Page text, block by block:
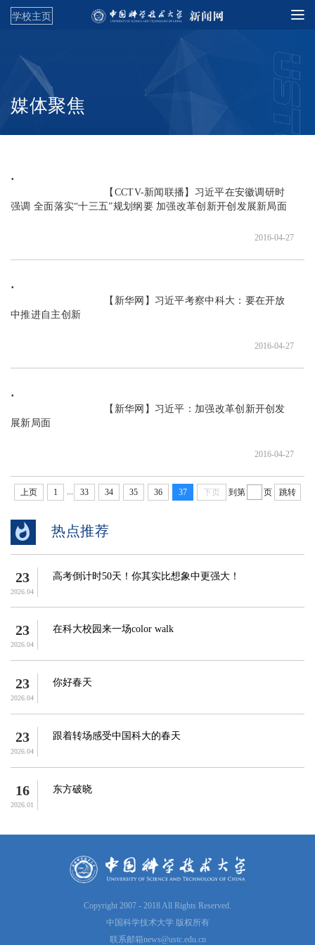
学校主页
媒体聚焦
强调 全面落实“十三五”规划纲要 加强改革创新开创发展新局面
2016-04-27
中推进自主创新
2016-04-27
展新局面
2016-04-27
上页 1 33 34 35 36 37 下页 到第 页 跳转
热点推荐
23
2026.04
高考倒计时50天！你其实比想象中更强大！
23
2026.04
在科大校园来一场color walk
23
2026.04
你好春天
23
2026.04
跟着转场感受中国科大的春天
16
2026.01
东方破晓
Copyright 2007 - 2018 All Rights Reserved.
中国科学技术大学 版权所有
联系邮箱news@ustc.edu.cn